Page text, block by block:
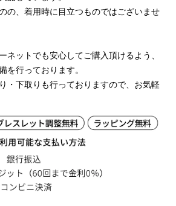
の、着用時に目立つものではございませ
ネットでも安心してご購入頂けるよう、
を行っております。
・下取りも行っておりますので、お気軽